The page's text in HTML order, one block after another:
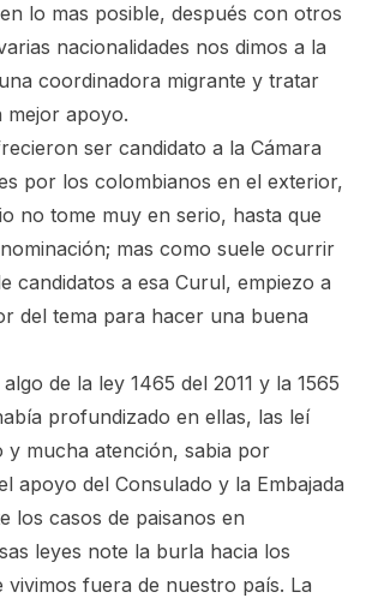
lo mas posible, después con otros
nacionalidades nos dimos a la
coordinadora migrante y tratar
mejor apoyo.
ser candidato a la Cámara
por los colombianos en el exterior,
no tome muy en serio, hasta que
mas como suele ocurrir
candidatos a esa Curul, empiezo a
del tema para hacer una buena
de la ley 1465 del 2011 y la 1565
profundizado en ellas, las leí
y mucha atención, sabia por
apoyo del Consulado y la Embajada
los casos de paisanos en
leyes note la burla hacia los
vivimos fuera de nuestro país. La